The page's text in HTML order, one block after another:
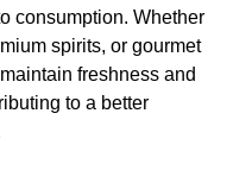
consumption. Whether
spirits, or gourmet
freshness and
to a better